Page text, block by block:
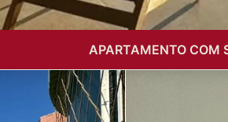
APARTAMENTO COM